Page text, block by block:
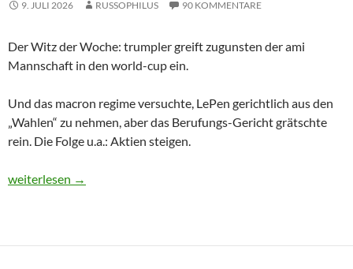
9. JULI 2026 RUSSOPHILUS 90 KOMMENTARE
Der Witz der Woche: trumpler greift zugunsten der ami
Mannschaft in den world-cup ein.
Und das macron regime versuchte, LePen gerichtlich aus den
„Wahlen“ zu nehmen, aber das Berufungs-Gericht grätschte
rein. Die Folge u.a.: Aktien steigen.
Dies und Das – eu 2+ Fronten Krieg
weiterlesen →